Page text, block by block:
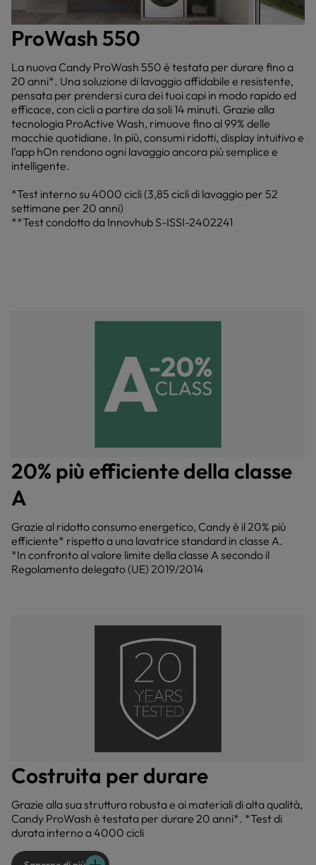
ProWash 550
La nuova Candy ProWash 550 è testata per durare fino a
20 anni*. Una soluzione di lavaggio affidabile e resistente,
pensata per prendersi cura dei tuoi capi in modo rapido ed
efficace, con cicli a partire da soli 14 minuti. Grazie alla
tecnologia ProActive Wash, rimuove fino al 99% delle
macchie quotidiane. In più, consumi ridotti, display intuitivo e
l’app hOn rendono ogni lavaggio ancora più semplice e
intelligente.
*Test interno su 4000 cicli (3,85 cicli di lavaggio per 52
settimane per 20 anni)
**Test condotto da Innovhub S-ISSI-2402241
20% più efficiente della classe
A
Grazie al ridotto consumo energetico, Candy è il 20% più
efficiente* rispetto a una lavatrice standard in classe A.
*In confronto al valore limite della classe A secondo il
Regolamento delegato (UE) 2019/2014
Costruita per durare
Grazie alla sua struttura robusta e ai materiali di alta qualità,
Candy ProWash è testata per durare 20 anni*. *Test di
durata interno a 4000 cicli